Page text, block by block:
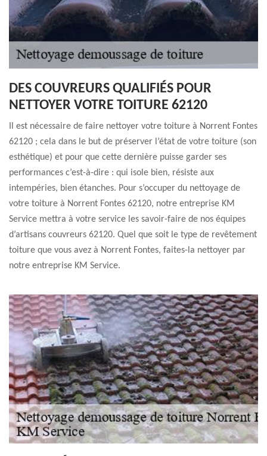
DES COUVREURS QUALIFIÉS POUR
NETTOYER VOTRE TOITURE 62120
Il est nécessaire de faire nettoyer votre toiture à Norrent Fontes
62120 ; cela dans le but de préserver l’état de votre toiture (son
esthétique) et pour que cette dernière puisse garder ses
performances c’est-à-dire : qui isole bien, résiste aux
intempéries, bien étanches. Pour s’occuper du nettoyage de
votre toiture à Norrent Fontes 62120, notre entreprise KM
Service mettra à votre service les savoir-faire de nos équipes
d’artisans couvreurs 62120. Quel que soit le type de revêtement
toiture que vous avez à Norrent Fontes, faites-la nettoyer par
notre entreprise KM Service.